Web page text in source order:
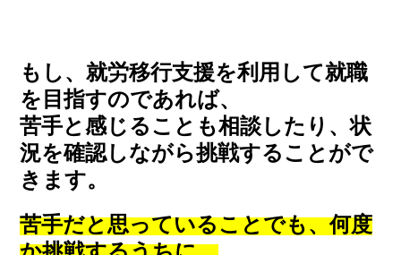
もし、就労移行支援を利用して就職
を目指すのであれば、
苦手と感じることも相談したり、状
況を確認しながら挑戦することがで
きます。
苦手だと思っていることでも、何度